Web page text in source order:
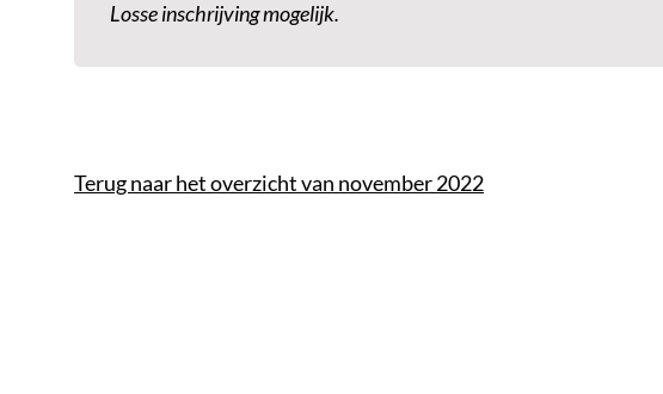
Losse inschrijving mogelijk.
Terug naar het overzicht van november 2022